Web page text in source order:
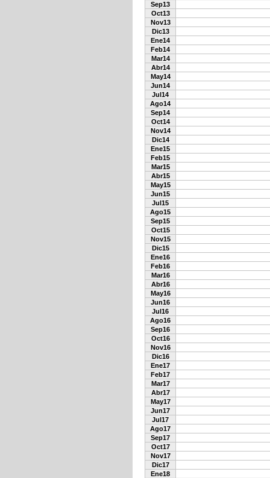
Sep13
Oct13
Nov13
Dic13
Ene14
Feb14
Mar14
Abr14
May14
Jun14
Jul14
Ago14
Sep14
Oct14
Nov14
Dic14
Ene15
Feb15
Mar15
Abr15
May15
Jun15
Jul15
Ago15
Sep15
Oct15
Nov15
Dic15
Ene16
Feb16
Mar16
Abr16
May16
Jun16
Jul16
Ago16
Sep16
Oct16
Nov16
Dic16
Ene17
Feb17
Mar17
Abr17
May17
Jun17
Jul17
Ago17
Sep17
Oct17
Nov17
Dic17
Ene18